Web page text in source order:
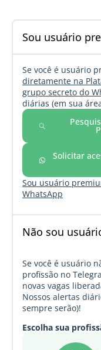
Sou usuário
Se você é usuário
diretamente na
grupo secreto do
diárias (em sua
Solicitar
Sou usuário
WhatsApp
Não sou
Se você é usuário
profissão no
novas vagas
Nossos alertas
sempre serão)!
Escolha sua